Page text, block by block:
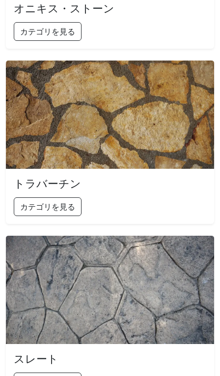
オニキス・ストーン
カテゴリを見る
トラバーチン
カテゴリを見る
スレート